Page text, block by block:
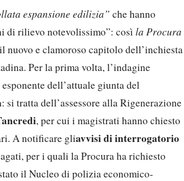
espansione edilizia” che hanno
di rilievo notevolissimo”: così la Procura
nuovo e clamoroso capitolo dell’inchiesta
Per la prima volta, l’indagine
dell’attuale giunta del
: si tratta dell’assessore alla Rigenerazione
, per cui i magistrati hanno chiesto
A notificare gliavvisi di interrogatorio
per i quali la Procura ha richiesto
il Nucleo di polizia economico-